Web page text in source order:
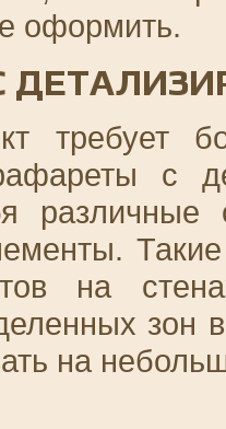
оформить.
требует
с
различные
на
зон
на